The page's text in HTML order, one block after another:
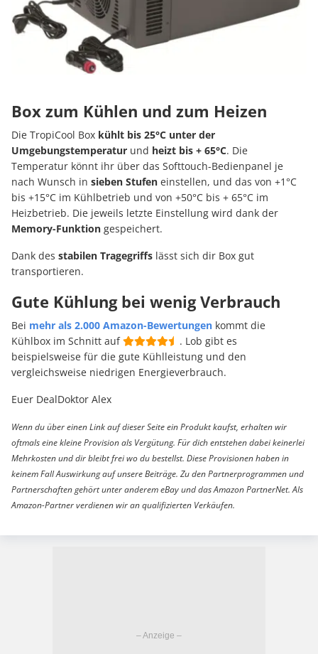
Box zum Kühlen und zum Heizen
Die TropiCool Box kühlt bis 25°C unter der
Umgebungstemperatur und heizt bis + 65°C. Die
Temperatur könnt ihr über das Softtouch-Bedienpanel je
nach Wunsch in sieben Stufen einstellen, und das von +1°C
bis +15°C im Kühlbetrieb und von +50°C bis + 65°C im
Heizbetrieb. Die jeweils letzte Einstellung wird dank der
Memory-Funktion gespeichert.
Dank des stabilen Tragegriffs lässt sich dir Box gut
transportieren.
Gute Kühlung bei wenig Verbrauch
Bei mehr als 2.000 Amazon-Bewertungen kommt die
Kühlbox im Schnitt auf
. Lob gibt es
beispielsweise für die gute Kühlleistung und den
vergleichsweise niedrigen Energieverbrauch.
Euer DealDoktor Alex
Wenn du über einen Link auf dieser Seite ein Produkt kaufst, erhalten wir
oftmals eine kleine Provision als Vergütung. Für dich entstehen dabei keinerlei
Mehrkosten und dir bleibt frei wo du bestellst. Diese Provisionen haben in
keinem Fall Auswirkung auf unsere Beiträge. Zu den Partnerprogrammen und
Partnerschaften gehört unter anderem eBay und das Amazon PartnerNet. Als
Amazon-Partner verdienen wir an qualifizierten Verkäufen.